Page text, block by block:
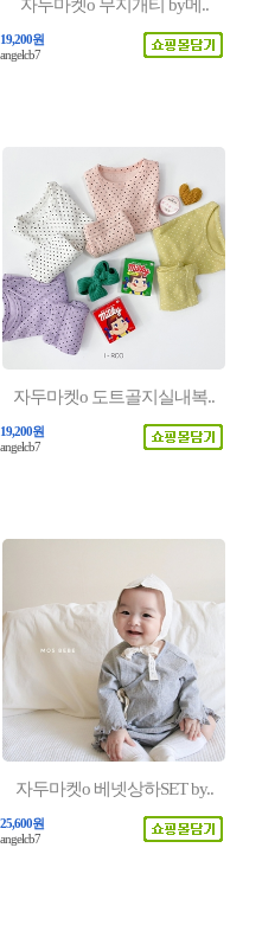
자두마켓o 무지개티 by메..
19,200원
angelcb7
자두마켓o 도트골지실내복..
19,200원
angelcb7
자두마켓o 베넷상하SET by..
25,600원
angelcb7